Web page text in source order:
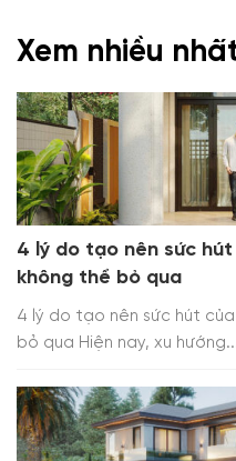
Xem nhiều
4 lý do tạo nên sức
không thể bỏ qua
4 lý do tạo nên sức hút
bỏ qua Hiện nay, xu